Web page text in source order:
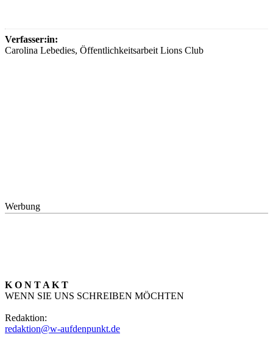
Verfasser:in:
Carolina Lebedies, Öffentlichkeitsarbeit Lions Club
Werbung
K O N T A K T
WENN SIE UNS SCHREIBEN MÖCHTEN
Redaktion:
redaktion@w-aufdenpunkt.de